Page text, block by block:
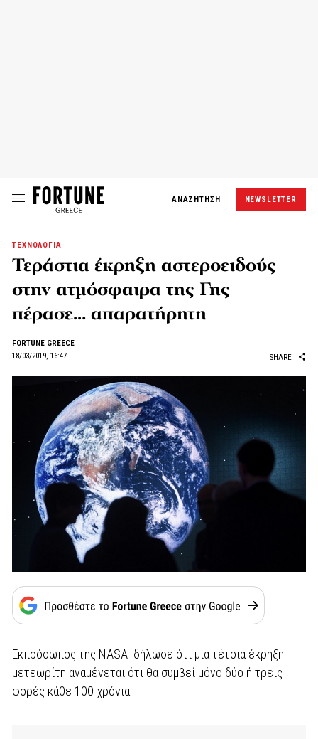
ΑΝΑΖΗΤΗΣΗ NEWSLETTER
ΤΕΧΝΟΛΟΓΙΑ
Τεράστια έκρηξη αστεροειδούς
στην ατμόσφαιρα της Γης
πέρασε… απαρατήρητη
FORTUNE GREECE
18/03/2019, 16:47
SHARE
Εκπρόσωπος της NASA δήλωσε ότι μια τέτοια έκρηξη
μετεωρίτη αναμένεται ότι θα συμβεί μόνο δύο ή τρεις
φορές κάθε 100 χρόνια.